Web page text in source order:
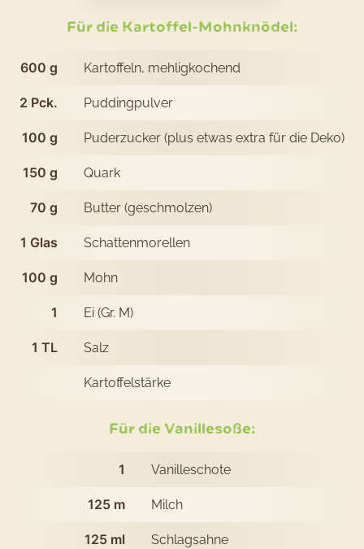
mit
Für die Kartoffel-Mohnknödel:
600 g Kartoffeln, mehligkochend
2 Pck. Puddingpulver
100 g Puderzucker (plus etwas extra für die Deko)
150 g Quark
70 g Butter (geschmolzen)
1 Glas Schattenmorellen
100 g Mohn
1 Ei (Gr. M)
1 TL Salz
Kartoffelstärke
Für die Vanillesoße:
1 Vanilleschote
125 m Milch
125 ml Schlagsahne